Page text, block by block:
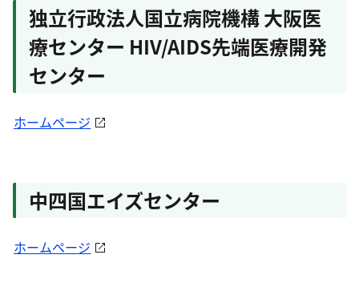
独立行政法人国立病院機構 大阪医
療センター HIV/AIDS先端医療開発
センター
ホームページ
中四国エイズセンター
ホームページ